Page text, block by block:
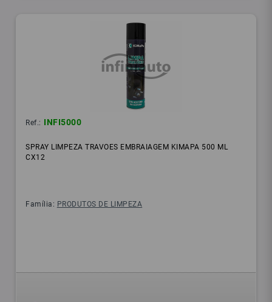
Ref.: INFI5000
SPRAY LIMPEZA TRAVOES EMBRAIAGEM KIMAPA 500 ML
CX12
Família: PRODUTOS DE LIMPEZA